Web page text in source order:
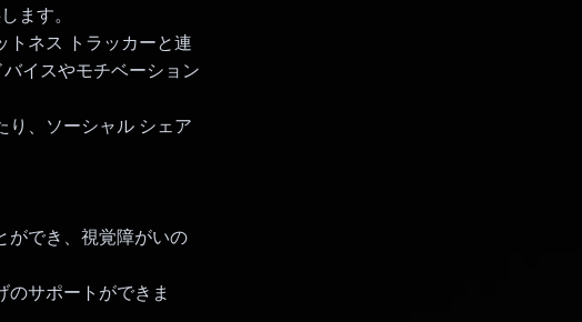
ます。
トネス トラッカーと連
イスやモチベーション
り、ソーシャル シェア
ができ、視覚障がいの
サポートができま